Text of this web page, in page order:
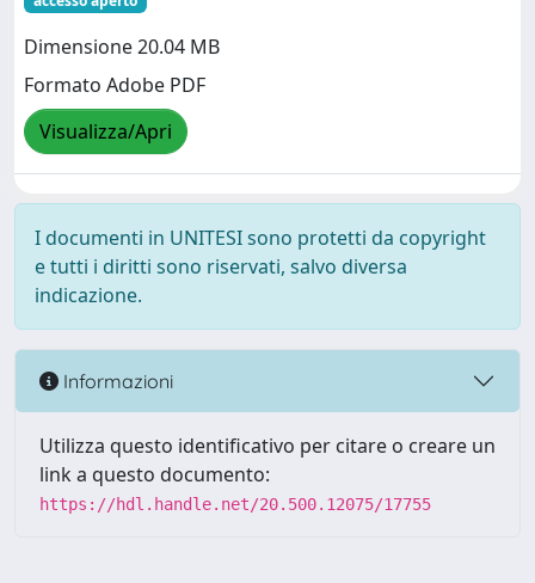
Dimensione 20.04 MB
Formato Adobe PDF
Visualizza/Apri
I documenti in UNITESI sono protetti da copyright
e tutti i diritti sono riservati, salvo diversa
indicazione.
Informazioni
Utilizza questo identificativo per citare o creare un
link a questo documento:
https://hdl.handle.net/20.500.12075/17755